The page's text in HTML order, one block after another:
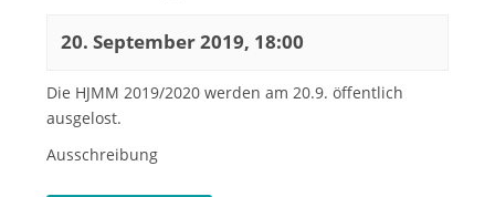
20. September 2019, 18:00
Die HJMM 2019/2020 werden am 20.9. öffentlich
ausgelost.
Ausschreibung